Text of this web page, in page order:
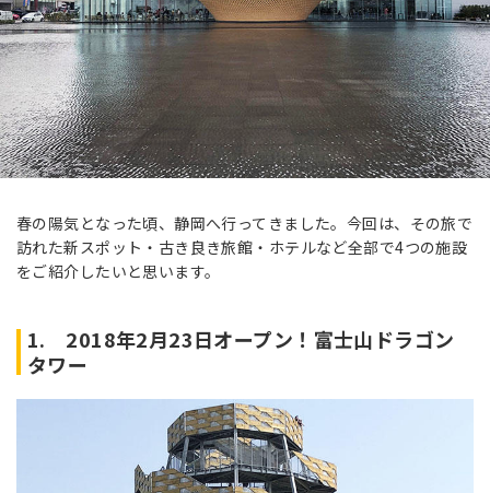
春の陽気となった頃、静岡へ行ってきました。 今回は、その旅で
訪れた新スポット・古き良き旅館・ホテルなど全部で4つの施設
をご紹介したいと思います。
1. 2018年2月23日オープン！富士山ドラゴン
タワー